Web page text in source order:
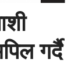
गर्दै